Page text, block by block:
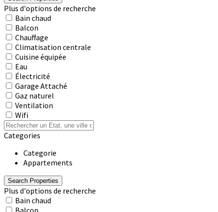
Plus d'options de recherche
Bain chaud
Balcon
Chauffage
Climatisation centrale
Cuisine équipée
Eau
Électricité
Garage Attaché
Gaz naturel
Ventilation
Wifi
Categories
Categorie
Appartements
Plus d'options de recherche
Bain chaud